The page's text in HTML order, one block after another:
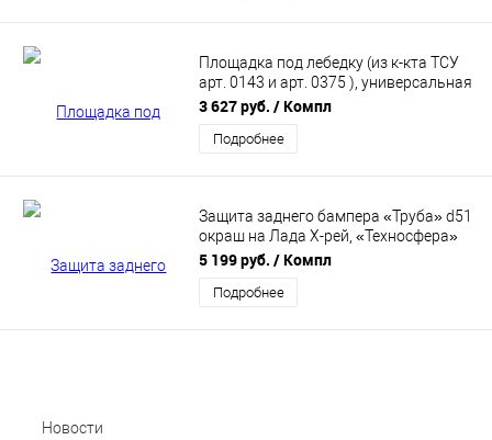
Площадка под лебедку (из к-кта ТСУ
арт. 0143 и арт. 0375 ), универсальная
для 2123 «Шеви» (0173)
3 627 руб. / Компл
Подробнее
Защита заднего бампера «Труба» d51
окраш на Лада Х-рей, «Техносфера»
3418
5 199 руб. / Компл
Подробнее
Новости